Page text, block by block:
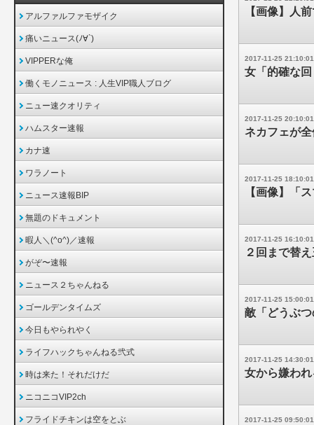
【画像】人
2017-11-25 21:10:01
女「的確な
2017-11-25 20:10:01
ネカフェが
2017-11-25 18:10:01
【画像】「
2017-11-25 16:10:01
２回まで替
2017-11-25 15:00:01
敵「どうぶ
2017-11-25 14:30:01
女から嫌わ
2017-11-25 09:50:01
アルファルファモザイク
痛いニュース(ﾉ∀`)
VIPPERな俺
働くモノニュース : 人生VIP職人ブログ
ニュー速クオリティ
ハムスター速報
カナ速
ワラノート
ニュース速報BIP
無題のドキュメント
暇人＼(^o^)／速報
がぞ〜速報
ニュース２ちゃんねる
ゴールデンタイムズ
今日もやられやく
ライフハックちゃんねる弐式
時は来た！それだけだ
ニコニコVIP2ch
フライドチキンは空をとぶ